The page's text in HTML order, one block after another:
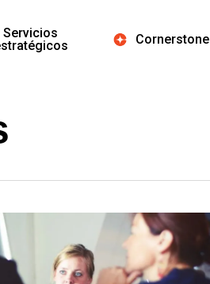
Servicios
Cornerstone